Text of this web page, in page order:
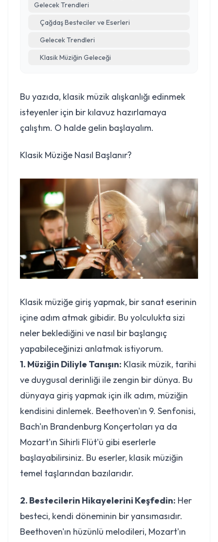
Gelecek Trendleri
Çağdaş Besteciler ve Eserleri
Gelecek Trendleri
Klasik Müziğin Geleceği
Bu yazıda, klasik müzik alışkanlığı edinmek
isteyenler için bir kılavuz hazırlamaya
çalıştım. O halde gelin başlayalım.
Klasik Müziğe Nasıl Başlanır?
Klasik müziğe giriş yapmak, bir sanat eserinin
içine adım atmak gibidir. Bu yolculukta sizi
neler beklediğini ve nasıl bir başlangıç
yapabileceğinizi anlatmak istiyorum.
1. Müziğin Diliyle Tanışın: Klasik müzik, tarihi
ve duygusal derinliği ile zengin bir dünya. Bu
dünyaya giriş yapmak için ilk adım, müziğin
kendisini dinlemek. Beethoven'ın 9. Senfonisi,
Bach'ın Brandenburg Konçertoları ya da
Mozart'ın Sihirli Flüt'ü gibi eserlerle
başlayabilirsiniz. Bu eserler, klasik müziğin
temel taşlarından bazılarıdır.
2. Bestecilerin Hikayelerini Keşfedin: Her
besteci, kendi döneminin bir yansımasıdır.
Beethoven'ın hüzünlü melodileri, Mozart'ın